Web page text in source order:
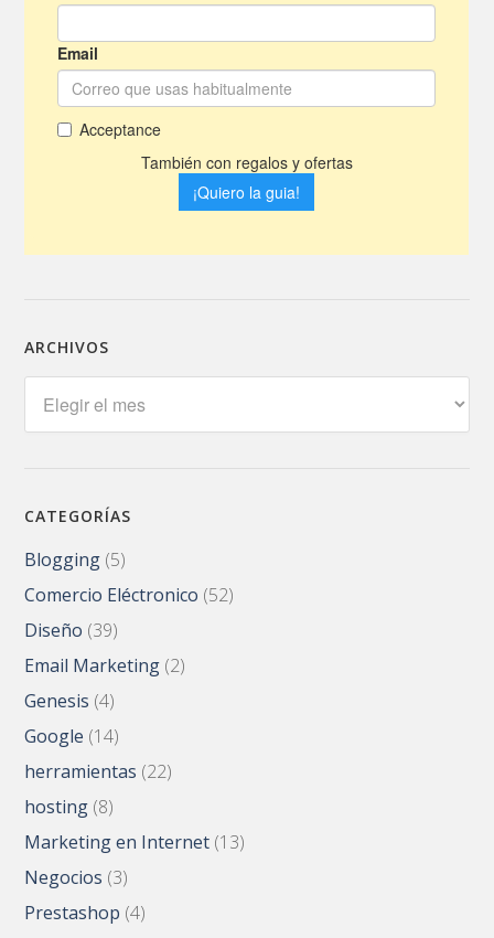
ARCHIVOS
CATEGORÍAS
Blogging (5)
Comercio Eléctronico (52)
Diseño (39)
Email Marketing (2)
Genesis (4)
Google (14)
herramientas (22)
hosting (8)
Marketing en Internet (13)
Negocios (3)
Prestashop (4)